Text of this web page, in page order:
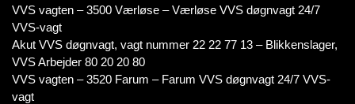
VVS vagten – 3500 Værløse – Værløse VVS døgnvagt 24/7
VVS-vagt
Akut VVS døgnvagt, vagt nummer 22 22 77 13 – Blikkenslager,
VVS Arbejder 80 20 20 80
VVS vagten – 3520 Farum – Farum VVS døgnvagt 24/7 VVS-
vagt